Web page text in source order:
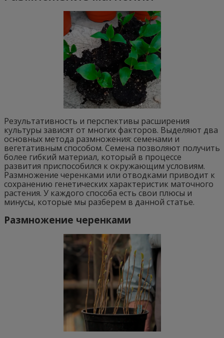
Результативность и перспективы расширения
культуры зависят от многих факторов. Выделяют два
основных метода размножения: семенами и
вегетативным способом. Семена позволяют получить
более гибкий материал, который в процессе
развития приспособился к окружающим условиям.
Размножение черенками или отводками приводит к
сохранению генетических характеристик маточного
растения. У каждого способа есть свои плюсы и
минусы, которые мы разберем в данной статье.
Размножение черенками